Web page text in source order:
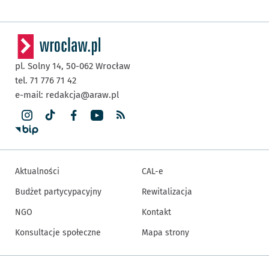
pl. Solny 14, 50-062 Wrocław
tel. 71 776 71 42
e-mail: redakcja@araw.pl
Aktualności
Budżet partycypacyjny
NGO
Konsultacje społeczne
CAL-e
Rewitalizacja
Kontakt
Mapa strony